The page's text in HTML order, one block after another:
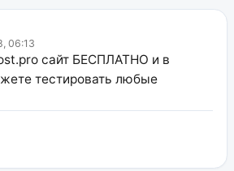
06:13
сайт БЕСПЛАТНО и в
тестировать любые